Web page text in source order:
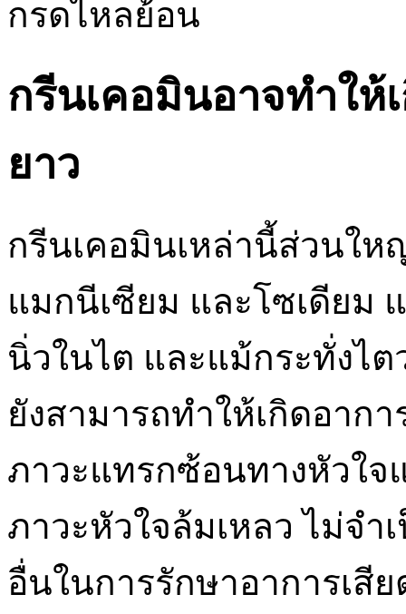
กรดไหลย้อน
กรีนเคอมินอาจทำให้
ยาว
กรีนเคอมินเหล่านี้ส่วนให
แมกนีเซียม และโซเดียม
นิ่วในไต และแม้กระทั่งไต
ยังสามารถทำให้เกิดอาก
ภาวะแทรกซ้อนทางหัวใจ
ภาวะหัวใจล้มเหลว ไม่จ
อื่นในการรักษาอาการเสี